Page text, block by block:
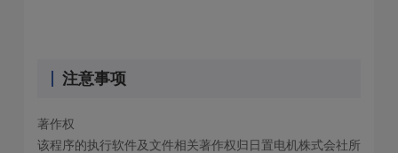
注意事项
著作权
该程序的执行软件及文件相关著作权归日置电机株式会社所